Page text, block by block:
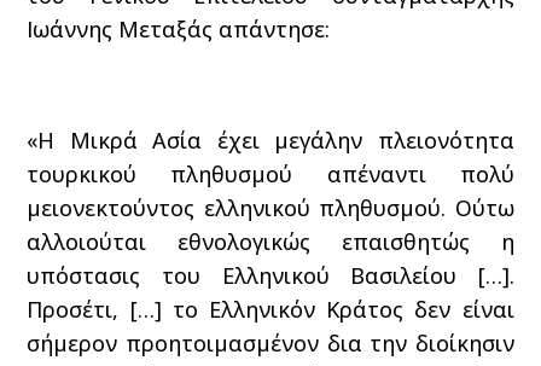
Ιωάννης Μεταξάς απάντησε:
«Η Μικρά Ασία έχει μεγάλην πλειονότητα
τουρκικού πληθυσμού απέναντι πολύ
μειονεκτούντος ελληνικού πληθυσμού. Ούτω
αλλοιούται εθνολογικώς επαισθητώς η
υπόστασις του Ελληνικού Βασιλείου […].
Προσέτι, […] το Ελληνικόν Κράτος δεν είναι
σήμερον προητοιμασμένον δια την διοίκησιν